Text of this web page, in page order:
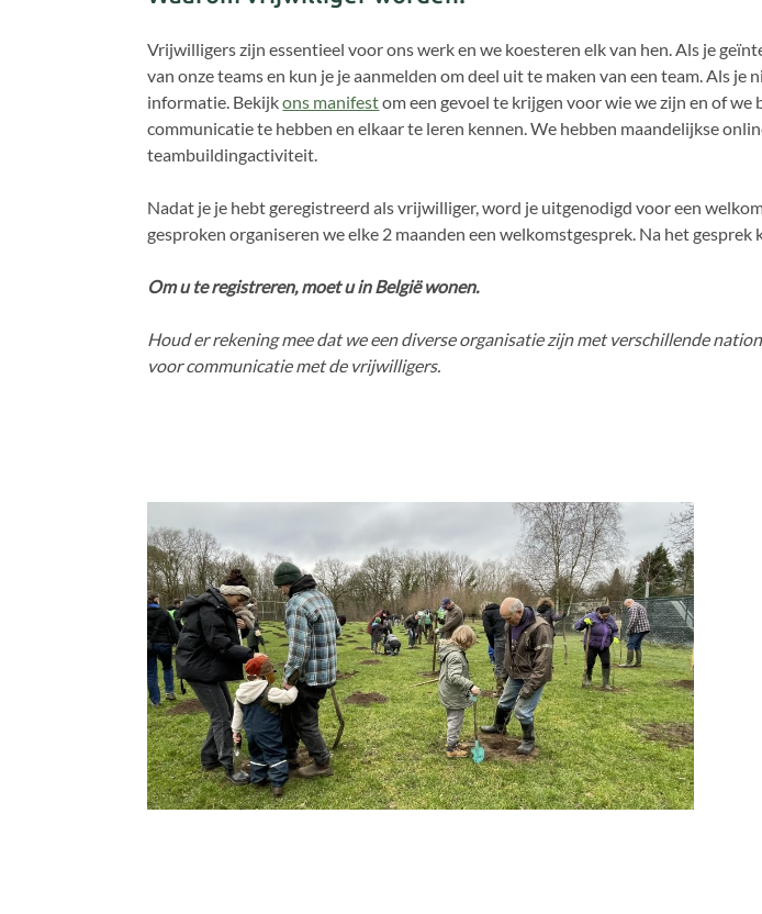
Vrijwilligers zijn essentieel voor ons werk en we koesteren elk van hen. Als je
van onze teams en kun je je aanmelden om deel uit te maken van een team. Als
informatie. Bekijkons manifestom een gevoel te krijgen voor wie we zijn en of
communicatie te hebben en elkaar te leren kennen. We hebben maandelijkse
teambuildingactiviteit.
Nadat je je hebt geregistreerd als vrijwilliger, word je uitgenodigd voor een
gesproken organiseren we elke 2 maanden een welkomstgesprek. Na het gesprek
Om u te registreren, moet u in België wonen.
Houd er rekening mee dat we een diverse organisatie zijn met verschillende
voor communicatie met de vrijwilligers.